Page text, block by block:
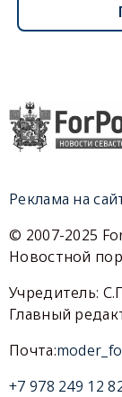
Реклама на
© 2007-2025
Новостной
Учредитель:
Главный
Почта:
+7 978 249 12